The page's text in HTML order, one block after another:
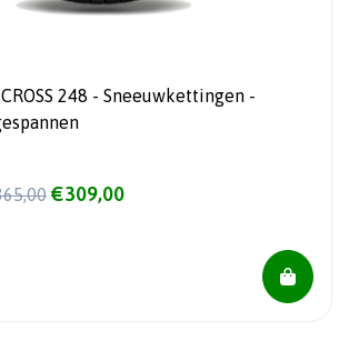
CROSS 248 - Sneeuwkettingen -
€309,00